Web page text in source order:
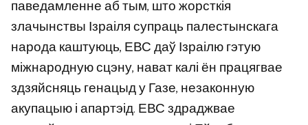
паведамленне аб тым, што жорсткія
злачынствы Ізраіля супраць палестынскага
народа каштуюць, ЕВС даў Ізраілю гэтую
міжнародную сцэну, нават калі ён працягвае
здзяйсняць генацыд у Газе, незаконную
акупацыю і апартэід. ЕВС здраджвае